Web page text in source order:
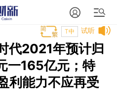
试听
T中
代2021年预计归
一165亿元；特
利能力不应再受